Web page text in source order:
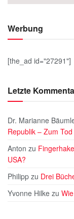
Werbung
[the_ad id="27291"]
Letzte
Dr. Marianne
Republik – Zum
Anton zu
USA?
Philipp zu Drei
Yvonne Hilke zu